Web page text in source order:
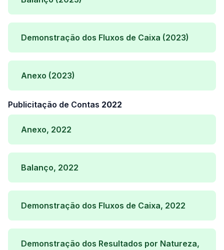
Demonstração dos Fluxos de Caixa (2023)
Anexo (2023)
Publicitação de Contas 2022
Anexo, 2022
Balanço, 2022
Demonstração dos Fluxos de Caixa, 2022
Demonstração dos Resultados por Natureza,